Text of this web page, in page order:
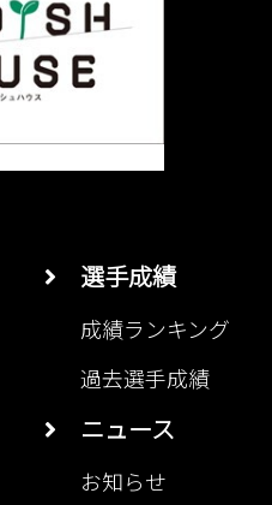
選手成績
成績ランキング
過去選手成績
ニュース
お知らせ